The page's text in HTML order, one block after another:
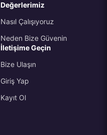
Değerlerimiz
Nasıl Çalışıyoruz
Neden Bize Güvenin
İletişime Geçin
Bize Ulaşın
Giriş Yap
Kayıt Ol